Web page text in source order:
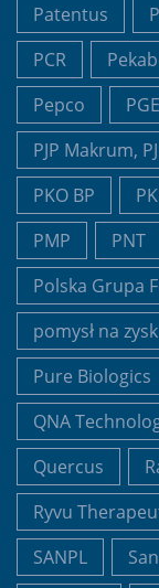
Patentus
PCR
Pepco
PGE
PJP Makrum,
PKO BP
PMP
PNT
Polska Grupa
pomysł na zysk
Pure Biologics
QNA
Quercus
Ryvu
SANPL